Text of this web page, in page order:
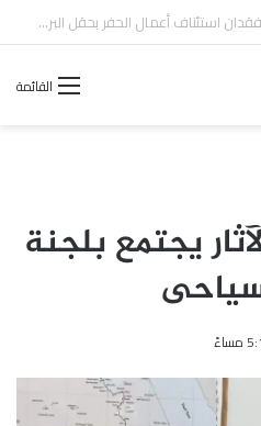
رئيس القابضة للبتروكيماويات يتفقد مصنع ووتك لإنتاج الواح MDF الخشبية من قش الأرز
القائمة
يجتمع بلجنة